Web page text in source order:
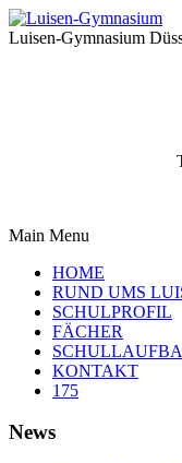
Luisen-Gymnasium
Main Menu
HOME
RUND UMS
SCHULPROFIL
FÄCHER
KONTAKT
175
News